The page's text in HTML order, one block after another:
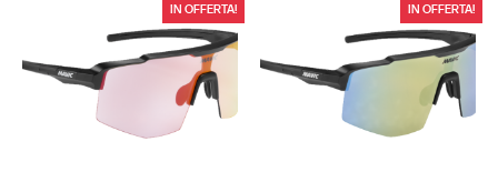
IN OFFERTA! IN OFFERTA!